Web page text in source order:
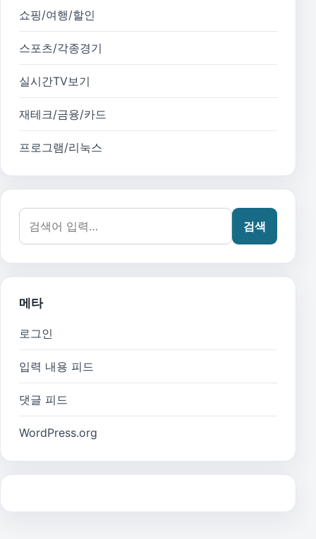
쇼핑/여행/할인
스포츠/각종경기
실시간TV보기
재테크/금융/카드
프로그램/리눅스
검색어:
검색
메타
로그인
입력 내용 피드
댓글 피드
WordPress.org